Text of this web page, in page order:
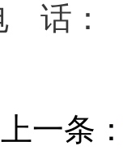
话：
上一条：